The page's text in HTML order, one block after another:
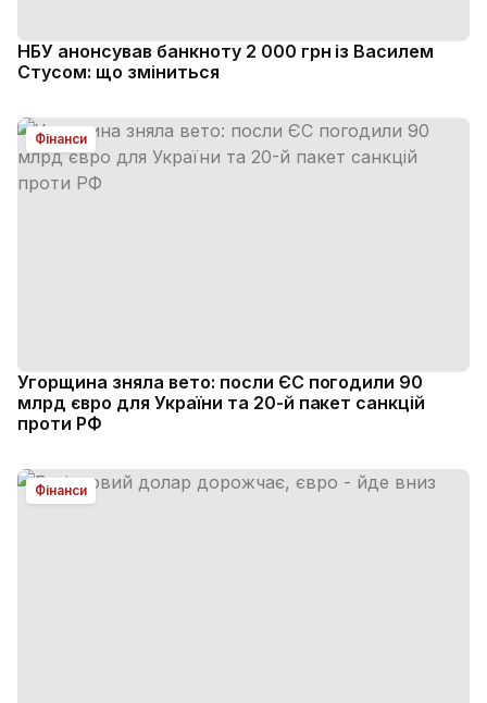
НБУ анонсував банкноту 2 000 грн із Василем
Стусом: що зміниться
Фінанси
Угорщина зняла вето: посли ЄС погодили 90
млрд євро для України та 20-й пакет санкцій
проти РФ
Фінанси